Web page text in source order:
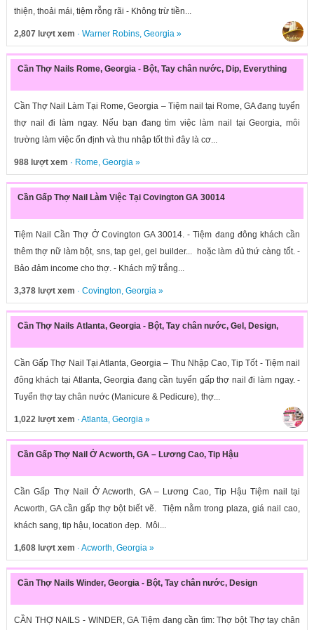
thiện, thoải mái, tiệm rỗng rãi - Không trừ tiền...
2,807 lượt xem · Warner Robins, Georgia»
Cần Thợ Nails Rome, Georgia - Bột, Tay chân nước, Dip, Everything
Cần Thợ Nail Làm Tại Rome, Georgia – Tiệm nail tại Rome, GA đang tuyển
thợ nail đi làm ngay. Nếu bạn đang tìm việc làm nail tại Georgia, môi
trường làm việc ổn định và thu nhập tốt thì đây là cơ...
988 lượt xem · Rome, Georgia»
Cần Gấp Thợ Nail Làm Việc Tại Covington GA 30014
Tiệm Nail Cần Thợ Ở Covington GA 30014. - Tiệm đang đông khách cần
thêm thợ nữ làm bột, sns, tap gel, gel builder... hoặc làm đủ thứ càng tốt. -
Bảo đảm income cho thợ. - Khách mỹ trắng...
3,378 lượt xem · Covington, Georgia»
Cần Thợ Nails Atlanta, Georgia - Bột, Tay chân nước, Gel, Design,
Cần Gấp Thợ Nail Tại Atlanta, Georgia – Thu Nhập Cao, Tip Tốt - Tiệm nail
đông khách tại Atlanta, Georgia đang cần tuyển gấp thợ nail đi làm ngay. -
Tuyển thợ tay chân nước (Manicure & Pedicure), thợ...
1,022 lượt xem · Atlanta, Georgia»
Cần Gấp Thợ Nail Ở Acworth, GA – Lương Cao, Tip Hậu
Cần Gấp Thợ Nail Ở Acworth, GA – Lương Cao, Tip Hậu Tiệm nail tại
Acworth, GA cần gấp thợ bột biết vẽ. Tiệm nằm trong plaza, giá nail cao,
khách sang, tip hậu, location đẹp. Môi...
1,608 lượt xem · Acworth, Georgia»
Cần Thợ Nails Winder, Georgia - Bột, Tay chân nước, Design
CẦN THỢ NAILS - WINDER, GA Tiệm đang cần tìm: Thợ bột Thợ tay chân